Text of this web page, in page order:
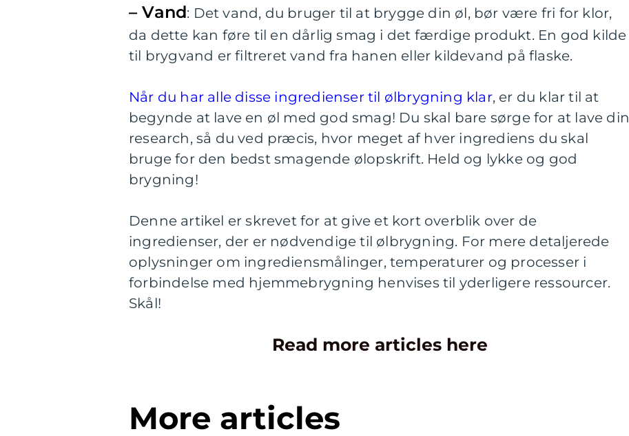
– Vand: Det vand, du bruger til at brygge din øl, bør være fri for klor,
da dette kan føre til en dårlig smag i det færdige produkt. En god kilde
til brygvand er filtreret vand fra hanen eller kildevand på flaske.
Når du har alle disse ingredienser til ølbrygning klar, er du klar til at
begynde at lave en øl med god smag! Du skal bare sørge for at lave din
research, så du ved præcis, hvor meget af hver ingrediens du skal
bruge for den bedst smagende ølopskrift. Held og lykke og god
brygning!
Denne artikel er skrevet for at give et kort overblik over de
ingredienser, der er nødvendige til ølbrygning. For mere detaljerede
oplysninger om ingrediensmålinger, temperaturer og processer i
forbindelse med hjemmebrygning henvises til yderligere ressourcer.
Skål!
Read more articles here
More articles